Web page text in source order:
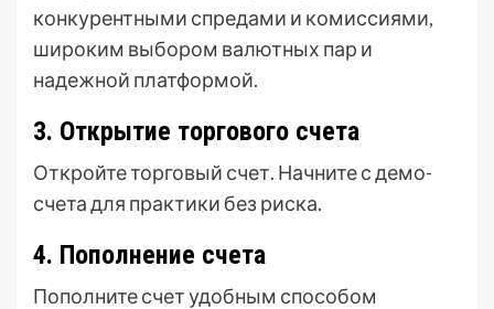
конкурентными спредами и комиссиями,
широким выбором валютных пар и
надежной платформой.
3. Открытие торгового счета
Откройте торговый счет. Начните с демо-
счета для практики без риска.
4. Пополнение счета
Пополните счет удобным способом